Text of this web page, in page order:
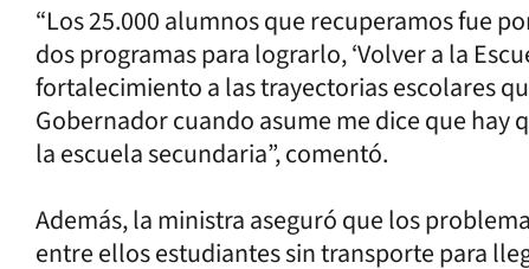
“Los 25.000 alumnos que recuperamos fue
dos programas para lograrlo, ‘Volver a la
fortalecimiento a las trayectorias escolares
Gobernador cuando asume me dice que
la escuela secundaria”, comentó.
Además, la ministra aseguró que los
entre ellos estudiantes sin transporte para